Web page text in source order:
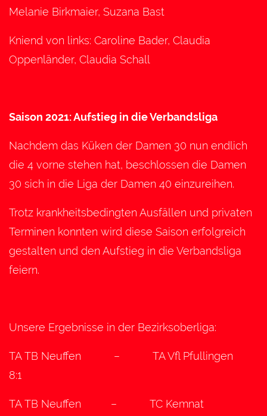
Melanie Birkmaier, Suzana Bast
Kniend von links: Caroline Bader, Claudia
Oppenländer, Claudia Schall
Saison 2021: Aufstieg in die Verbandsliga
Nachdem das Küken der Damen 30 nun endlich
die 4 vorne stehen hat, beschlossen die Damen
30 sich in die Liga der Damen 40 einzureihen.
Trotz krankheitsbedingten Ausfällen und privaten
Terminen konnten wird diese Saison erfolgreich
gestalten und den Aufstieg in die Verbandsliga
feiern.
Unsere Ergebnisse in der Bezirksoberliga:
TA TB Neuffen – TA Vfl Pfullingen
8:1
TA TB Neuffen – TC Kemnat